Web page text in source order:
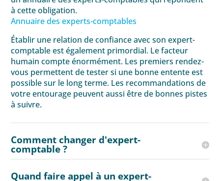
à cette obligation.
Annuaire des experts-comptables
Établir une relation de confiance avec son expert-
comptable est également primordial. Le facteur
humain compte énormément. Les premiers rendez-
vous permettent de tester si une bonne entente est
possible sur le long terme. Les recommandations de
votre entourage peuvent aussi être de bonnes pistes
à suivre.
Comment changer d'expert-
comptable ?
Quand faire appel à un expert-